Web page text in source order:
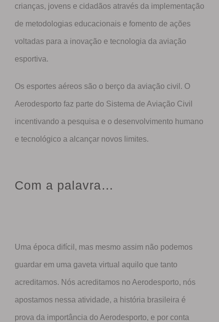
crianças, jovens e cidadãos através da implementação
de metodologias educacionais e fomento de ações
voltadas para a inovação e tecnologia da aviação
esportiva.
Os esportes aéreos são o berço da aviação civil. O
Aerodesporto faz parte do Sistema de Aviação Civil
incentivando a pesquisa e o desenvolvimento humano
e tecnológico a alcançar novos limites.
Com a palavra…
Uma época difícil, mas mesmo assim não podemos
guardar em uma gaveta virtual aquilo que tanto
acreditamos. Nós acreditamos no Aerodesporto, nós
apostamos nessa atividade, a história brasileira é
prova da importância do Aerodesporto, e por conta